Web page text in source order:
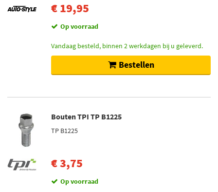
€ 19,95
Op voorraad
Vandaag besteld, binnen 2 werkdagen bij u geleverd.
Bestellen
Bouten TPI TP B1225
TP B1225
€ 3,75
Op voorraad